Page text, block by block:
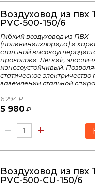
Воздуховод из пвх
PVC-500-150/6
Гибкий воздуховод из ПВХ
(поливинилхлорида) и
стальной
проволоки. Легкий,
износоустойчивый.
статическое электричество
заземлении стальной
6 294₽
5 980 ₽
Воздуховод из пвх
PVC-500-CU-150/6